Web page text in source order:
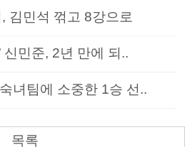
김민석 꺾고 8강으로
신민준, 2년 만에 되..
녀팀에 소중한 1승 선..
목록